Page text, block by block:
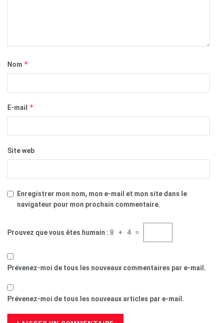
Nom *
E-mail *
Site web
Enregistrer mon nom, mon e-mail et mon site dans le
navigateur pour mon prochain commentaire.
Prouvez que vous êtes humain : 8 + 4 =
Prévenez-moi de tous les nouveaux commentaires par e-mail.
Prévenez-moi de tous les nouveaux articles par e-mail.